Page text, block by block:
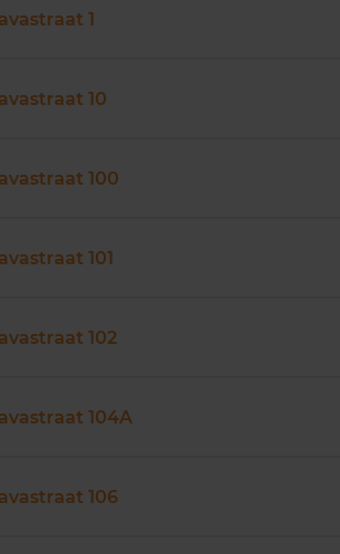
1
10
100
101
102
104A
106